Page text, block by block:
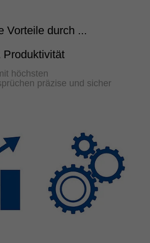
Vorteile durch ...
Produktivität
höchsten
präzise und sicher